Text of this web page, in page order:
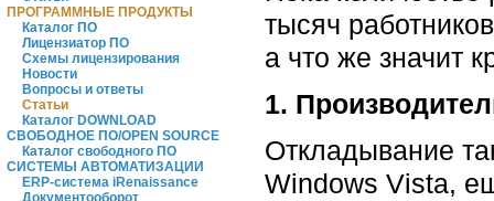
ПРОГРАММНЫЕ ПРОДУКТЫ
Каталог ПО
Лицензиатор ПО
Схемы лицензирования
Новости
Вопросы и ответы
Статьи
Каталог DOWNLOAD
СВОБОДНОЕ ПО/OPEN SOURCE
Каталог свободного ПО
СИСТЕМЫ АВТОМАТИЗАЦИИ
ERP-система iRenaissance
Документооборот
тысяч
а что же значит
1.
Откладывание
Windows Vista,